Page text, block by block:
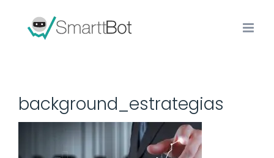
background_estrategias